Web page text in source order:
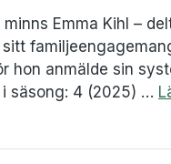
Emma Kihl –
hon anmälde sin
säsong: 4 (2025) …